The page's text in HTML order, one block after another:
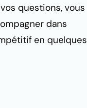
questions, vous
dans
en quelques